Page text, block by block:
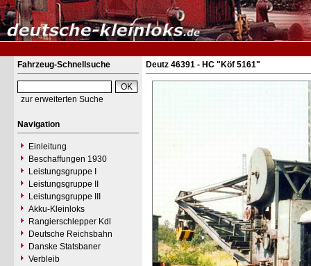
Fahrzeug-Schnellsuche
zur erweiterten Suche
Navigation
Einleitung
Beschaffungen 1930
Leistungsgruppe I
Leistungsgruppe II
Leistungsgruppe III
Akku-Kleinloks
Rangierschlepper Kdl
Deutsche Reichsbahn
Danske Statsbaner
Verbleib
Deutz 46391 - HC "Köf 5161"